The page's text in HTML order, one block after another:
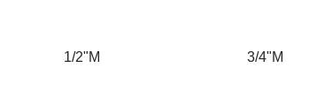
1/2"M 3/4"M